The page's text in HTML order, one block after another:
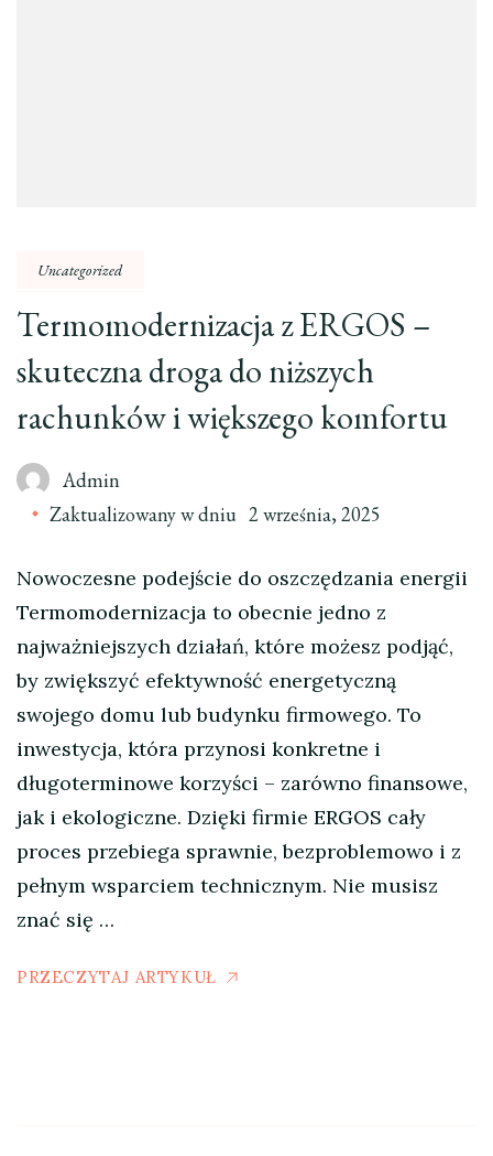
Uncategorized
Termomodernizacja z ERGOS –
skuteczna droga do niższych
rachunków i większego komfortu
Admin
Zaktualizowany w dniu 2 września, 2025
Nowoczesne podejście do oszczędzania energii
Termomodernizacja to obecnie jedno z
najważniejszych działań, które możesz podjąć,
by zwiększyć efektywność energetyczną
swojego domu lub budynku firmowego. To
inwestycja, która przynosi konkretne i
długoterminowe korzyści – zarówno finansowe,
jak i ekologiczne. Dzięki firmie ERGOS cały
proces przebiega sprawnie, bezproblemowo i z
pełnym wsparciem technicznym. Nie musisz
znać się …
PRZECZYTAJ ARTYKUŁ